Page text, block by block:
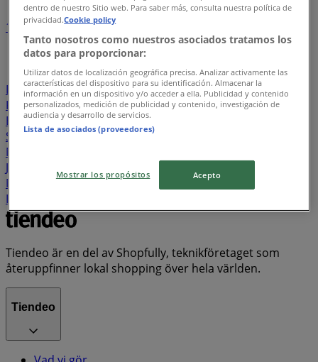
1 345
21
Willys
Lidl ÖoB ICA Maxi Rusta
Hemköp
DollarStore
Coop Stora Coop City Gross EKO
Kvantum
Systembolaget
ICA Supermarket
Blomsterlandet
Swedbank
Snabbgross
Tempo Jula
Matcenter
Jem&Fix
Byggmax Bauhaus
Matvärlden
Pekås Plantagen Cassels
ICA Nära
Tiendeo är en del av Shopfully, teknikföretaget som
återuppfinner lokal shopping över hela världen.
Tiendeo
dentro de nuestro Sitio web. Para saber más, consulta nuestra política de
privacidad.Cookie policy
Tanto nosotros como nuestros asociados tratamos los
datos para proporcionar:
Utilizar datos de localización geográfica precisa. Analizar activamente las
características del dispositivo para su identificación. Almacenar la
información en un dispositivo y/o acceder a ella. Publicidad y contenido
personalizados, medición de publicidad y contenido, investigación de
audiencia y desarrollo de servicios.
Lista de asociados (proveedores)
Mostrar los propósitos Acepto